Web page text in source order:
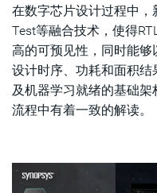
在数字芯片设计过程中，
Test等融合技术，使得
高的可预见性，同时能
设计时序、功耗和面积
及机器学习就绪的基础
流程中有着一致的解读。